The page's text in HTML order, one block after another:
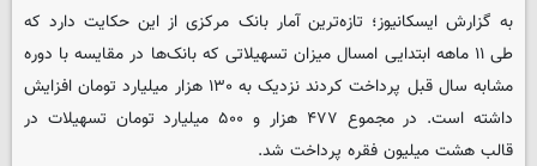
به گزارش ایسکانیوز؛ تازه‌ترین آمار بانک مرکزی از این حکایت دارد که
طی ۱۱ ماهه ابتدایی امسال میزان تسهیلاتی که بانک‌ها در مقایسه با دوره
مشابه سال قبل پرداخت کردند نزدیک به ۱۳۰ هزار میلیارد تومان افزایش
داشته است. در مجموع ۴۷۷ هزار و ۵۰۰ میلیارد تومان تسهیلات در
قالب هشت میلیون فقره پرداخت شد.